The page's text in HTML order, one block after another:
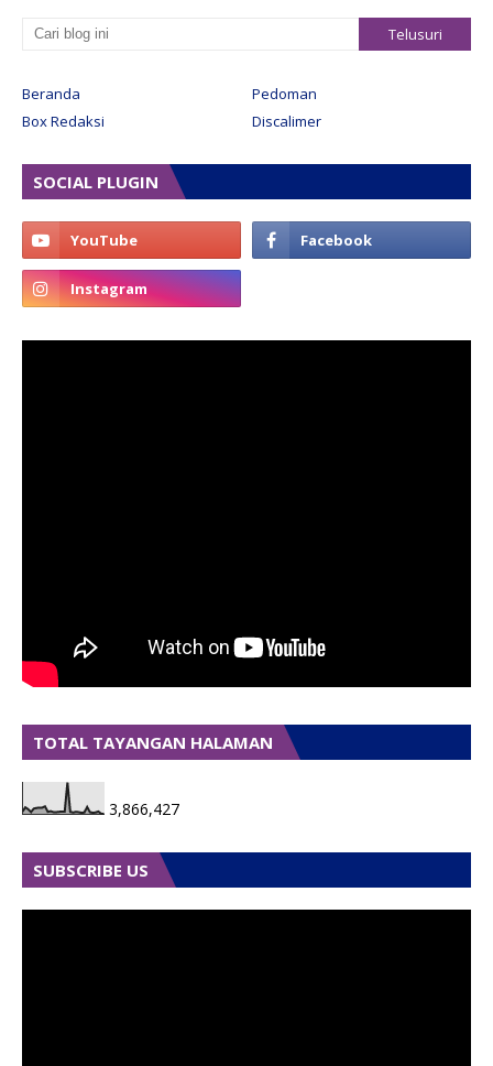
Beranda
Pedoman
Box Redaksi
Discalimer
SOCIAL PLUGIN
TOTAL TAYANGAN HALAMAN
3,866,427
SUBSCRIBE US